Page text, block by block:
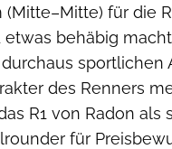
(Mitte–Mitte) für die
etwas behäbig
sportlichen
des Renners
R1 von Radon als
für